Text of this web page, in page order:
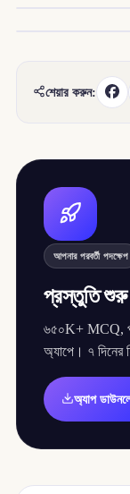
শেয়ার করুন:
আপনার পরবর্তী পদক্ষেপ
প্রস্তুতি
৬৫০K+ MCQ,
অ্যাপে। ৭ দিনের
অ্যাপ